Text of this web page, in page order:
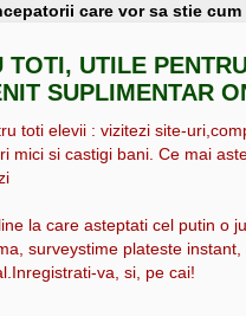
care vor sa stie
TOTI, UTILE
SUPLIMENTAR
toti elevii : vizitezi site-
mici si castigi bani. Ce mai
la care asteptati cel putin o
surveystime plateste
va, si, pe cai!